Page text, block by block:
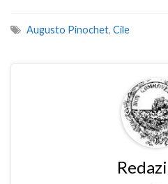
Augusto Pinochet, Cile